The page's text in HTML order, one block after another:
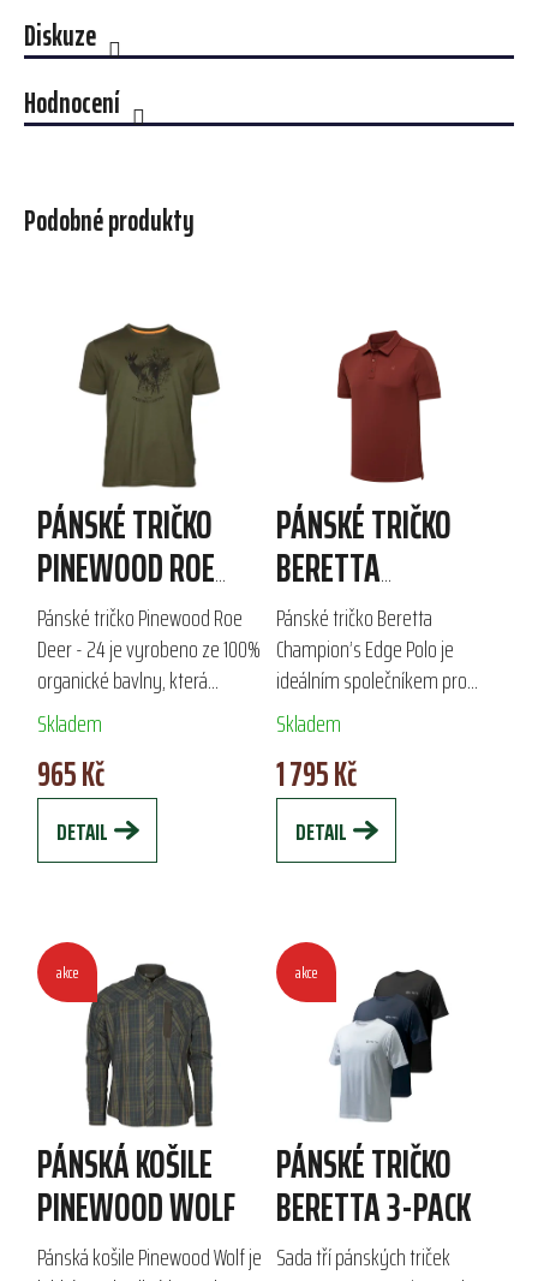
Diskuze
Hodnocení
Podobné produkty
PÁNSKÉ TRIČKO
PINEWOOD ROE
DEER - 24
Pánské tričko Pinewood Roe
Deer - 24 je vyrobeno ze 100%
organické bavlny, která
zajišťuje pohodlí a měkkost. S
kulatým výstřihem a
atraktivním zvířecím motivem
je ideálním...
Skladem
965 Kč
DETAIL
PÁNSKÉ TRIČKO
BERETTA
CHAMPION´S EDGE
POLO
Pánské tričko Beretta
Champion’s Edge Polo je
ideálním společníkem pro
střelce a outdoorové
nadšence. Vyrobeno z
technické dvojité pleteniny
polyesteru a polyamidu,
zajišťuje...
Skladem
1 795 Kč
DETAIL
akce
PÁNSKÁ KOŠILE
PINEWOOD WOLF
Pánská košile Pinewood Wolf je
akce
PÁNSKÉ TRIČKO
BERETTA 3-PACK
Sada tří pánských triček